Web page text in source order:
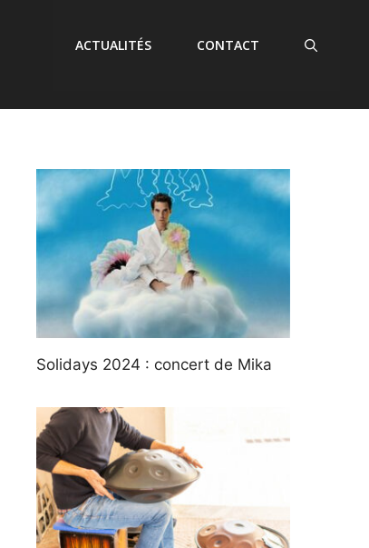
ACTUALITÉS CONTACT
Solidays 2024 : concert de Mika